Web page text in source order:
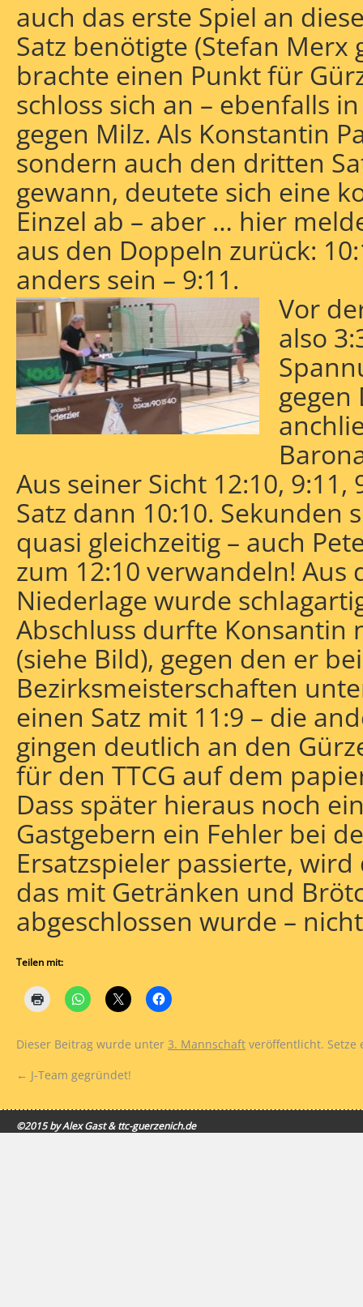
auch das erste Spiel an
Satz benötigte (Stefan Merx
brachte einen Punkt für
schloss sich an – ebenfalls
gegen Milz. Als Konstantin
sondern auch den dritten
gewann, deutete sich eine
Einzel ab – aber … hier
aus den Doppeln zurück:
anders sein – 9:11.
Vor
also
gegen
Aus seiner Sicht 12:10,
Satz dann 10:10. Sekunden
quasi gleichzeitig – auch
zum 12:10 verwandeln!
Niederlage wurde
Abschluss durfte Konsantin
(siehe Bild), gegen den er
Bezirksmeisterschaften
einen Satz mit 11:9 – die
gingen deutlich an den
für den TTCG auf dem
Dass später hieraus noch
Gastgebern ein Fehler bei
Ersatzspieler passierte,
das mit Getränken und
abgeschlossen wurde –
Teilen mit:
Dieser Beitrag wurde unter 3. Mannschaft veröffentlicht. Setze
← J-Team gegründet!
©2015 by Alex Gast & ttc-guerzenich.de